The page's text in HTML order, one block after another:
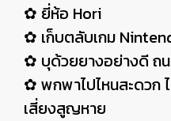
✿ ยี่ห้อ Hori
✿ เก็บตลับเกม
✿ บุด้วยยางอย่างดี ถ
✿ พกพาไปไหนสะดวก
เสี่ยงสูญหาย